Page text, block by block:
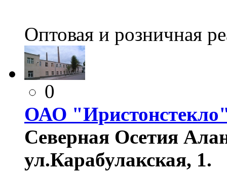
Оптовая и розничная
0
ОАО
Северная Осетия
ул.Карабулакская, 1.